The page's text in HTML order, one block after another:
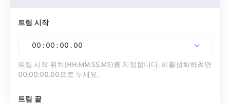
트림 시작
00 : 00 : 00 . 00
트림 시작 위치(HH:MM:SS.MS)를 지정합니다. 비활성화하려면
00:00:00.00으로 두세요.
트림 끝